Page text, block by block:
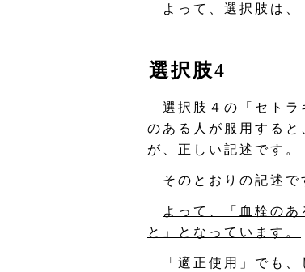
よって、選択肢は、
選択肢4
選択肢４の「セトラ
のある人が服用する
が、正しい記述です。
そのとおりの記述で
よって、「血栓の
と」となっています。
「適正使用」でも、